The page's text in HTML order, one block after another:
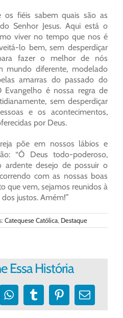
os fiéis sabem quais são as
Senhor Jesus. Aqui está o
viver no tempo que nos é
lo bem, sem desperdiçar
fazer o melhor de nós
mundo diferente, modelado
amarras do passado do
é nossa regra de
sem desperdiçar
e os acontecimentos,
por Deus.
põe em nossos lábios e
“Ó Deus todo-poderoso,
ardente desejo de possuir o
com as nossas boas
que vem, sejamos reunidos à
justos. Amém!”
Catequese Católica, Destaque
Essa História
WhatsApp
TumblrPinterest
E-